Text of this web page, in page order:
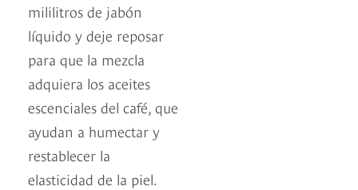
mililitros de jabón
líquido y deje reposar
para que la mezcla
adquiera los aceites
escenciales del café, que
ayudan a humectar y
restablecer la
elasticidad de la piel.